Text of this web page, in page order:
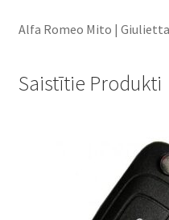
Alfa Romeo Mito |
Saistītie Produkti